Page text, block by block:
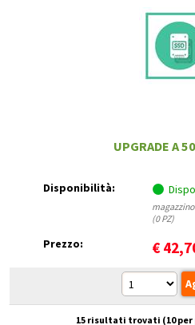
UPGRADE A
Disponibilità:
(0 PZ)
Prezzo: €
15 risultati trovati (10 per